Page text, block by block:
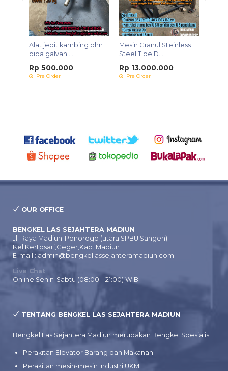
Alat jepit kambing bhn
pipa galvani....
Rp 500.000
Pre Order
Mesin Granul Steinless
Steel Tipe D....
Rp 13.000.000
Pre Order
OUR OFFICE
BENGKEL LAS SEJAHTERA MADIUN
Jl. Raya Madiun-Ponorogo (utara SPBU Sangen)
Kel.Kertosari,Geger,Kab. Madiun
E-mail : admin@bengkellassejahteramadiun.com
Live Chat
Online Senin-Sabtu (08:00 – 21:00) WIB
TENTANG BENGKEL LAS SEJAHTERA MADIUN
Bengkel Las Sejahtera Madiun merupakan Bengkel Spesialis:
Perakitan Elevator Barang dan Makanan
Perakitan mesin-mesin Industri UKM